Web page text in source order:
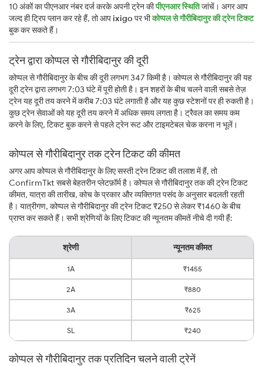
10 अंकों का पीएनआर नंबर दर्ज करके अपनी ट्रेन कीपीएनआर स्थितिजांचें। अगर आप
जल्द ही ट्रिप प्लान कर रहे हैं, तो आपixigoपर भीकोप्पल से गौरीबिदानुर की ट्रेन टिकट
बुक कर सकते हैं।
ट्रेन द्वारा कोप्पल से गौरीबिदानुर की दूरी
कोप्पल से गौरीबिदानुर के बीच की दूरी लगभग 347 किमी है। कोप्पल से गौरीबिदानुर की यह
दूरी ट्रेन द्वारा लगभग 7:03 घंटे में पूरी होती है। इन शहरों के बीच चलने वाली सबसे तेज़
ट्रेन यह दूरी तय करने में करीब 7:03 घंटे लगाती है और यह कुछ स्टेशनों पर ही रुकती है।
कुछ ट्रेन सेवाओं को यह दूरी तय करने में अधिक समय लगता है। ट्रैवल का समय कम
करने के लिए, टिकट बुक करने से पहले ट्रेन रूट और टाइमटेबल चेक करना न भूलें।
कोप्पल से गौरीबिदानुर तक ट्रेन टिकट की कीमत
अगर आप कोप्पल से गौरीबिदानुर के लिए सस्ती ट्रेन टिकट की तलाश में हैं, तो
ConfirmTkt सबसे बेहतरीन प्लेटफ़ॉर्म है। कोप्पल से गौरीबिदानुर तक की ट्रेन टिकट
कीमत, यात्रा की तारीख, कोच के प्रकार और व्यक्तिगत पसंद के अनुसार बदलती रहती
है। यात्रीगण, कोप्पल से गौरीबिदानुर की ट्रेन टिकट ₹250 से लेकर ₹1460 के बीच
प्राप्त कर सकते हैं। सभी श्रेणियों के लिए टिकट की न्यूनतम कीमतें नीचे दी गयी हैं:
श्रेणी न्यूनतम कीमत
1A ₹1455
2A ₹880
3A ₹625
SL ₹240
कोप्पल से गौरीबिदानुर तक प्रतिदिन चलने वाली ट्रेनें